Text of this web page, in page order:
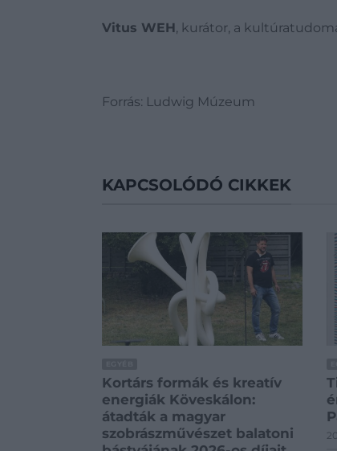
Vitus WEH, kurátor, a
Forrás: Ludwig Múzeum
KAPCSOLÓDÓ CIKKEK
Kortárs formák és kreatív
energiák Köveskálon:
átadták a magyar
szobrászművészet balatoni